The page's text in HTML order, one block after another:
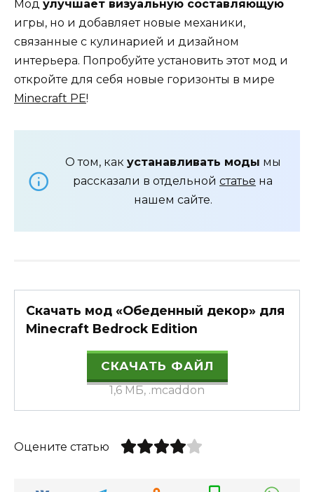
Мод улучшает визуальную составляющую
игры, но и добавляет новые механики,
связанные с кулинарией и дизайном
интерьера. Попробуйте установить этот мод и
откройте для себя новые горизонты в мире
Minecraft PE!
О том, как устанавливать моды мы
рассказали в отдельной статье на
нашем сайте.
Скачать мод «Обеденный декор» для
Minecraft Bedrock Edition
СКАЧАТЬ ФАЙЛ
1,6 МБ, .mcaddon
Оцените статью